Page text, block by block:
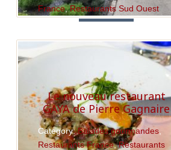
France,Restaurants Sud Ouest
Le nouveau restaurant
GAYA de Pierre Gagnaire
Category:Balades gourmandes,
Restaurants France,Restaurants